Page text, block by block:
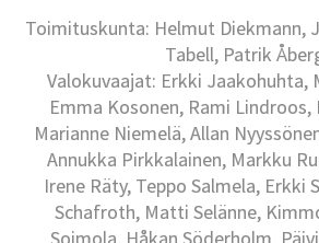
Toimituskunta: Helmut Diekmann,
Tabell, Patrik
Valokuvaajat: Erkki Jaakohuhta,
Emma Kosonen, Rami Lindroos,
Marianne Niemelä, Allan
Annukka Pirkkalainen, Markku
Irene Räty, Teppo Salmela, Erkki
Schafroth, Matti Selänne,